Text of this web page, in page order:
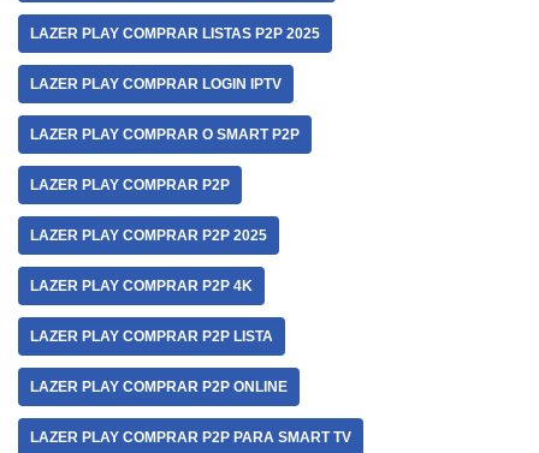
LAZER PLAY COMPRAR LISTAS P2P 2025
LAZER PLAY COMPRAR LOGIN IPTV
LAZER PLAY COMPRAR O SMART P2P
LAZER PLAY COMPRAR P2P
LAZER PLAY COMPRAR P2P 2025
LAZER PLAY COMPRAR P2P 4K
LAZER PLAY COMPRAR P2P LISTA
LAZER PLAY COMPRAR P2P ONLINE
LAZER PLAY COMPRAR P2P PARA SMART TV